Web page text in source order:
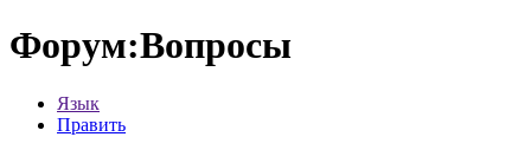
Форум:Вопросы
Язык
Править